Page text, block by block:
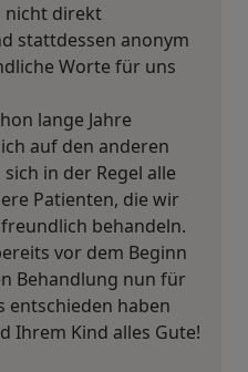
nicht direkt
stattdessen anonym
Worte für uns
lange Jahre
auf den anderen
in der Regel alle
Patienten, die wir
behandeln.
vor dem Beginn
Behandlung nun für
entschieden haben
Ihrem Kind alles Gute!